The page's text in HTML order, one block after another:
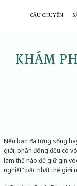
CÂU CHUYỆN
KHÁM
Nếu bạn đã từng sống
giới, phần đông đều có
làm thế nào để giữ gìn
nghiệt” bậc nhất thế giới